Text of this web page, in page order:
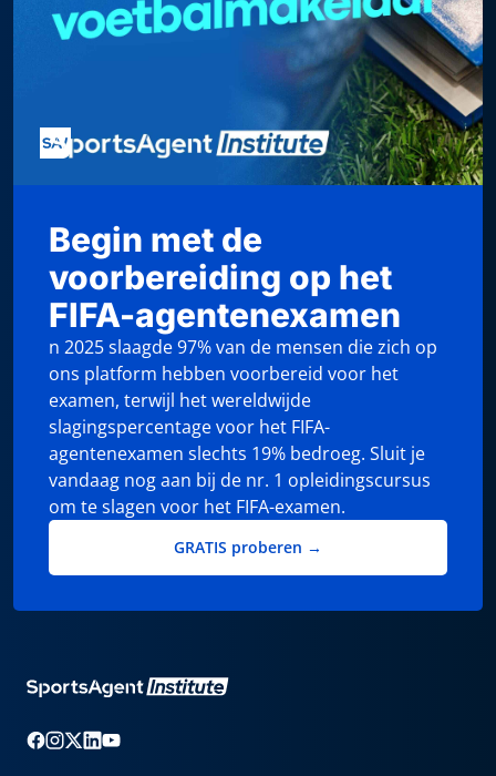
Begin met de
voorbereiding op het
FIFA-agentenexamen
n 2025 slaagde 97% van de mensen die zich op
ons platform hebben voorbereid voor het
examen, terwijl het wereldwijde
slagingspercentage voor het FIFA-
agentenexamen slechts 19% bedroeg. Sluit je
vandaag nog aan bij de nr. 1 opleidingscursus
om te slagen voor het FIFA-examen.
GRATIS proberen →